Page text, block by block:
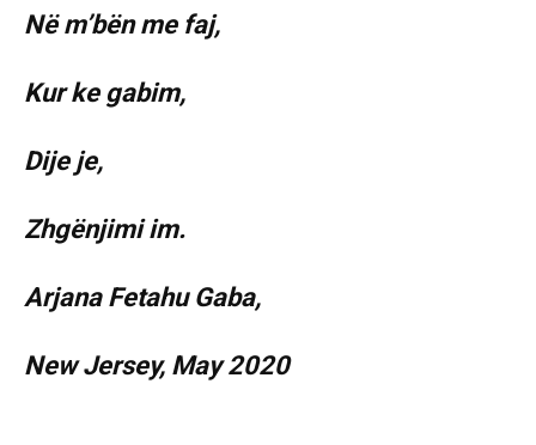
Në m’bën me faj,
Kur ke gabim,
Dije je,
Zhgënjimi im.
Arjana Fetahu Gaba,
New Jersey, May 2020